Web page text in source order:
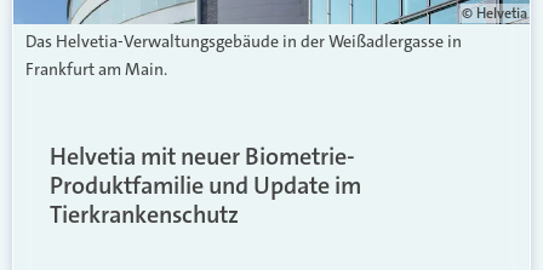
© Helvetia
Das Helvetia-Verwaltungsgebäude in der Weißadlergasse in
Frankfurt am Main.
Helvetia mit neuer Biometrie-
Produktfamilie und Update im
Tierkrankenschutz